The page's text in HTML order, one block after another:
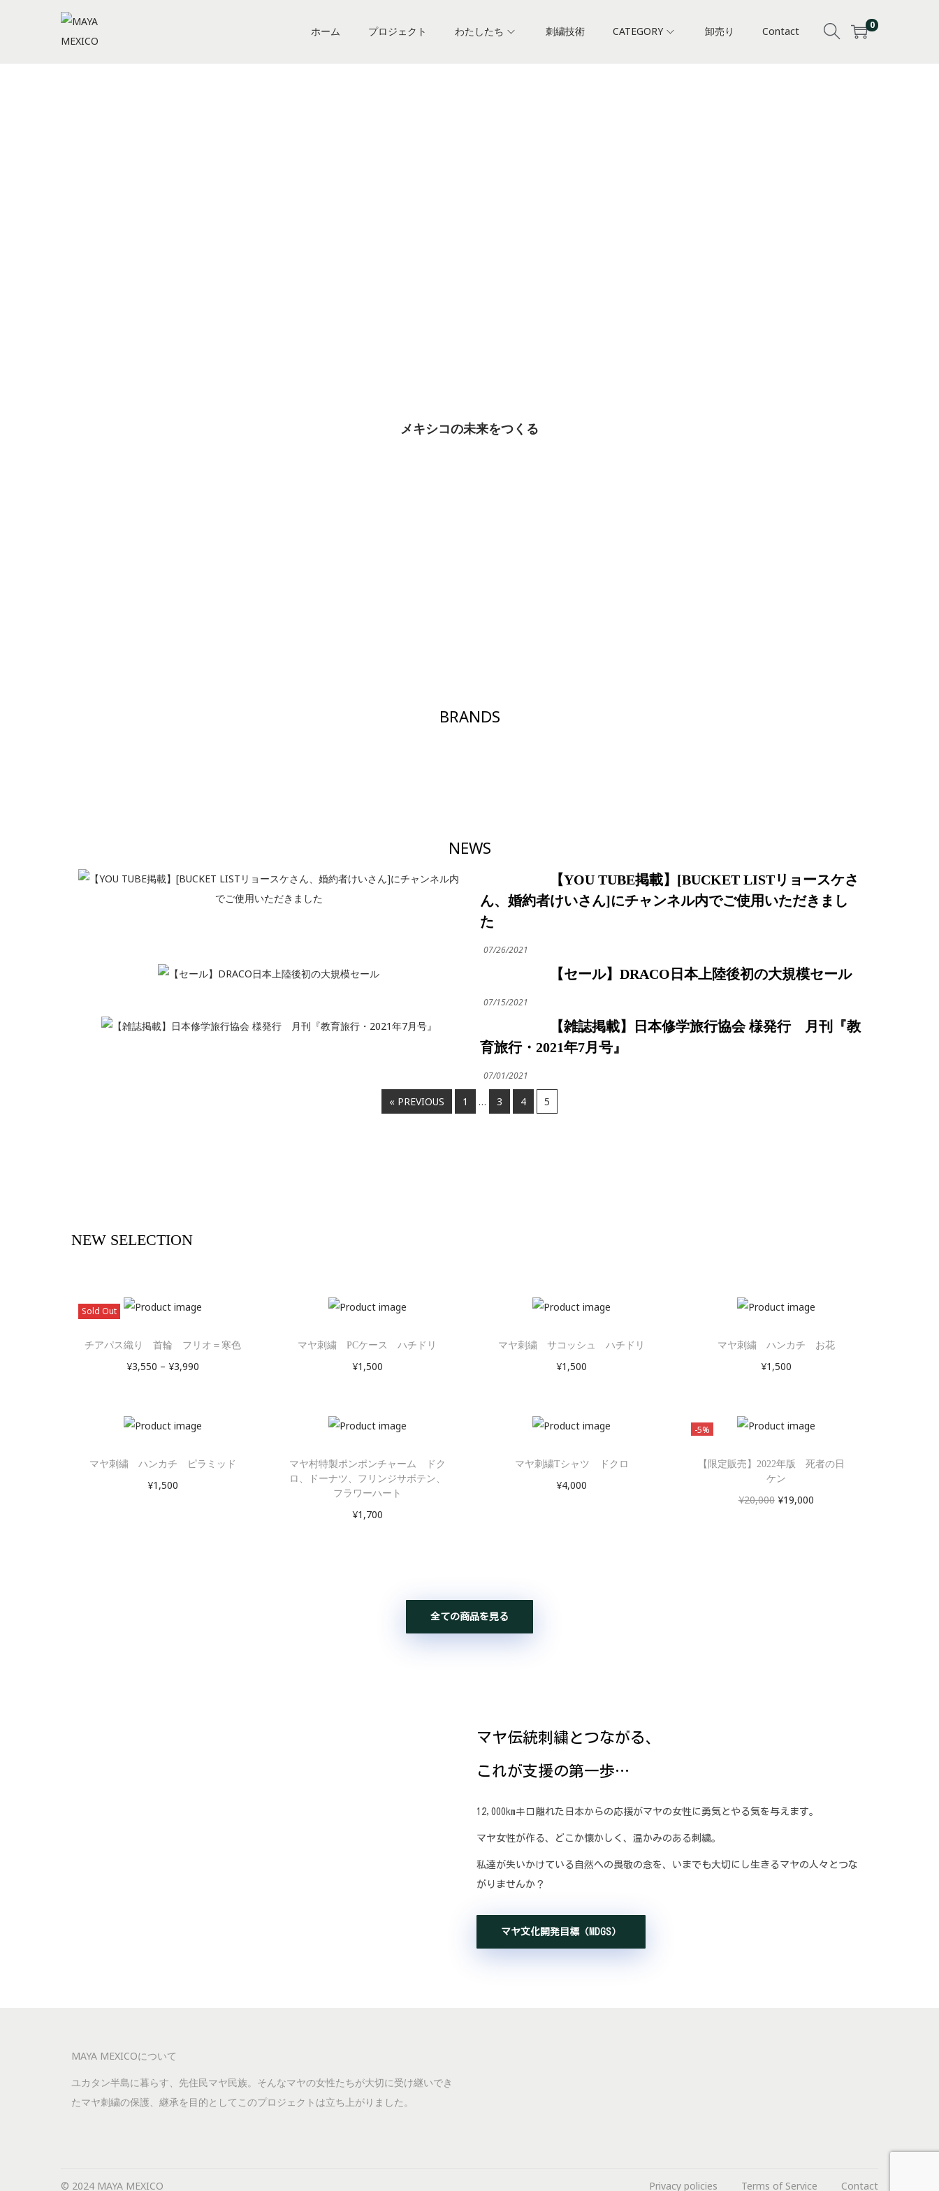
ホーム プロジェクト わたしたち 刺繍技術 CATEGORY 卸売り Contact 0
メキシコの未来をつくる
BRANDS
NEWS
【YOU TUBE掲載】[BUCKET LISTリョースケさ
ん、婚約者けいさん]にチャンネル内でご使用いただきまし
た
07/26/2021
【セール】DRACO日本上陸後初の大規模セール
07/15/2021
【雑誌掲載】日本修学旅行協会 様発行 月刊『教
育旅行・2021年7月号』
07/01/2021
« PREVIOUS 1 … 3 4 5
NEW SELECTION
Sold Out
チアパス織り 首輪 フリオ＝寒色
¥3,550 –¥3,990
マヤ刺繍 PCケース ハチドリ
¥1,500
マヤ刺繍 サコッシュ ハチドリ
¥1,500
マヤ刺繍 ハンカチ お花
¥1,500
マヤ刺繍 ハンカチ ピラミッド
¥1,500
マヤ村特製ポンポンチャーム ドク
ロ、ドーナツ、フリンジサボテン、
フラワーハート
¥1,700
マヤ刺繍Tシャツ ドクロ
¥4,000
-5%
【限定販売】2022年版 死者の日
ケン
¥20,000 ¥19,000
全ての商品を見る
マヤ伝統刺繍とつながる、
これが支援の第一歩…
12,000kmキロ離れた日本からの応援がマヤの女性に勇気とやる気を与えます。
マヤ女性が作る、どこか懐かしく、温かみのある刺繍。
私達が失いかけている自然への畏敬の念を、いまでも大切にし生きるマヤの人々とつな
がりませんか？
マヤ文化開発目標（MDGS）
MAYA MEXICOについて
ユカタン半島に暮らす、先住民マヤ民族。そんなマヤの女性たちが大切に受け継いでき
たマヤ刺繍の保護、継承を目的としてこのプロジェクトは立ち上がりました。
© 2024 MAYA MEXICO Privacy policies Terms of Service Contact